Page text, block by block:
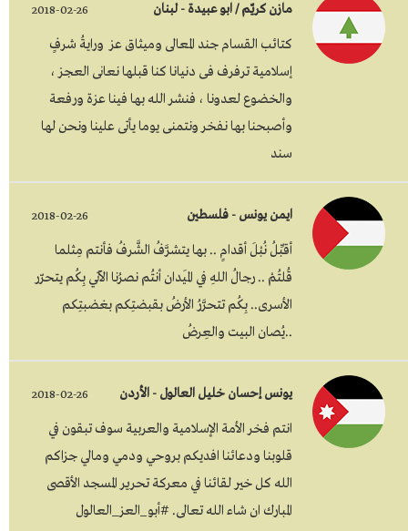
مازن كريّم / ابو عبيدة - لبنان 2018-02-26
كتائب القسام جند المعالى وميثاق عز ورايةُ شرفٍ
إسلامية ترفرف فى دنيانا كنا قبلها نعانى العجز ،
والخضوع لعدونا ، فنشر الله بها فينا عزة ورفعة
وأصبحنا بها نفخر ونتمنى يوما يأتى علينا ونحن لها
سند
ايمن يونس - فلسطين 2018-02-26
أقبِّلُ نُبْلَ أقدامٍ .. بها يتشرَّفُ الشَّرفُ فأنتم مِثلما
قُلتُمْ .. رجالُ اللهِ في المَيدان أنتُم نصرُنا الآتي بِكُم يتحرّر
الأسرى.. بِكُم تتحرَّرُ الأرضُ بقبضتِكم بغضبتِكم
..يُصان البيت والعِرضُ
يونس إحسان خليل العالول - الأردن 2018-02-26
انتم فخر الأمة الإسلامية والعربية سوف تبقون في
قلوبنا ودعائنا افديكم بروحي ودمي ومالي جزاكم
الله كل خير لقائنا في معركة تحرير المسجد الأقصى
المبارك ان شاء الله تعالى. #أبو_العز_العالول